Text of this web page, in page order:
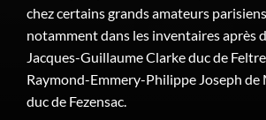
chez certains grands amateurs parisiens
notamment dans les inventaires après
Jacques-Guillaume Clarke duc de
Raymond-Emmery-Philippe Joseph
duc de Fezensac.